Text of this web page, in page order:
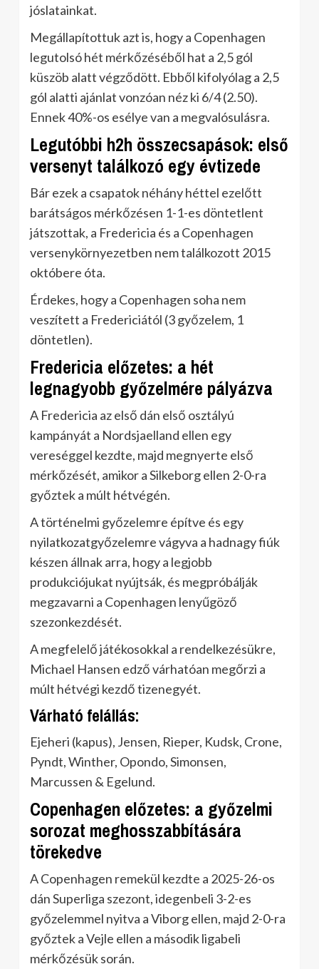
jóslatainkat.
Megállapítottuk azt is, hogy a Copenhagen
legutolsó hét mérkőzéséből hat a 2,5 gól
küszöb alatt végződött. Ebből kifolyólag a 2,5
gól alatti ajánlat vonzóan néz ki 6/4 (2.50).
Ennek 40%-os esélye van a megvalósulásra.
Legutóbbi h2h összecsapások: első
versenyt találkozó egy évtizede
Bár ezek a csapatok néhány héttel ezelőtt
barátságos mérkőzésen 1-1-es döntetlent
játszottak, a Fredericia és a Copenhagen
versenykörnyezetben nem találkozott 2015
októbere óta.
Érdekes, hogy a Copenhagen soha nem
veszített a Fredericiától (3 győzelem, 1
döntetlen).
Fredericia előzetes: a hét
legnagyobb győzelmére pályázva
A Fredericia az első dán első osztályú
kampányát a Nordsjaelland ellen egy
vereséggel kezdte, majd megnyerte első
mérkőzését, amikor a Silkeborg ellen 2-0-ra
győztek a múlt hétvégén.
A történelmi győzelemre építve és egy
nyilatkozatgyőzelemre vágyva a hadnagy fiúk
készen állnak arra, hogy a legjobb
produkciójukat nyújtsák, és megpróbálják
megzavarni a Copenhagen lenyűgöző
szezonkezdését.
A megfelelő játékosokkal a rendelkezésükre,
Michael Hansen edző várhatóan megőrzi a
múlt hétvégi kezdő tizenegyét.
Várható felállás:
Ejeheri (kapus), Jensen, Rieper, Kudsk, Crone,
Pyndt, Winther, Opondo, Simonsen,
Marcussen & Egelund.
Copenhagen előzetes: a győzelmi
sorozat meghosszabbítására
törekedve
A Copenhagen remekül kezdte a 2025-26-os
dán Superliga szezont, idegenbeli 3-2-es
győzelemmel nyitva a Viborg ellen, majd 2-0-ra
győztek a Vejle ellen a második ligabeli
mérkőzésük során.